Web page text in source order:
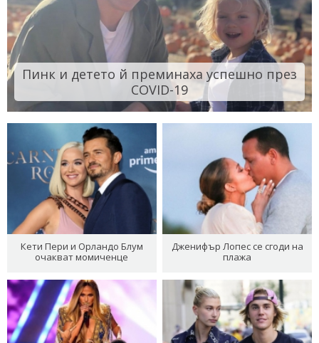
Пинк и детето й преминаха успешно през
COVID-19
Кети Пери и Орландо Блум
очакват момиченце
Дженифър Лопес се сгоди на
плажа